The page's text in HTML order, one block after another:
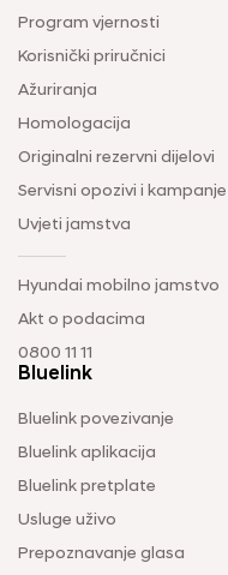
Program vjernosti
Korisnički priručnici
Ažuriranja
Homologacija
Originalni rezervni dijelovi
Servisni opozivi i kampanje
Uvjeti jamstva
Hyundai mobilno jamstvo
Akt o podacima
0800 11 11
Bluelink
Bluelink povezivanje
Bluelink aplikacija
Bluelink pretplate
Usluge uživo
Prepoznavanje glasa